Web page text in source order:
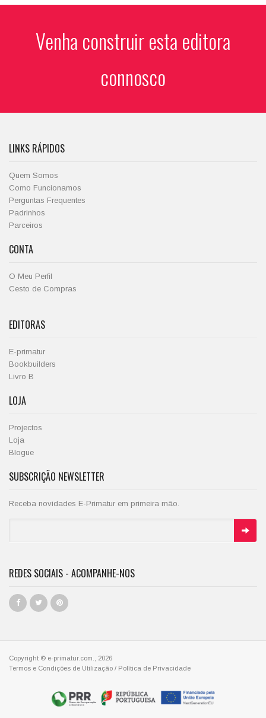
Venha construir esta editora
connosco
LINKS RÁPIDOS
Quem Somos
Como Funcionamos
Perguntas Frequentes
Padrinhos
Parceiros
CONTA
O Meu Perfil
Cesto de Compras
EDITORAS
E-primatur
Bookbuilders
Livro B
LOJA
Projectos
Loja
Blogue
SUBSCRIÇÃO NEWSLETTER
Receba novidades E-Primatur em primeira mão.
REDES SOCIAIS - ACOMPANHE-NOS
Copyright © e-primatur.com., 2026
Termos e Condições de Utilização / Política de Privacidade